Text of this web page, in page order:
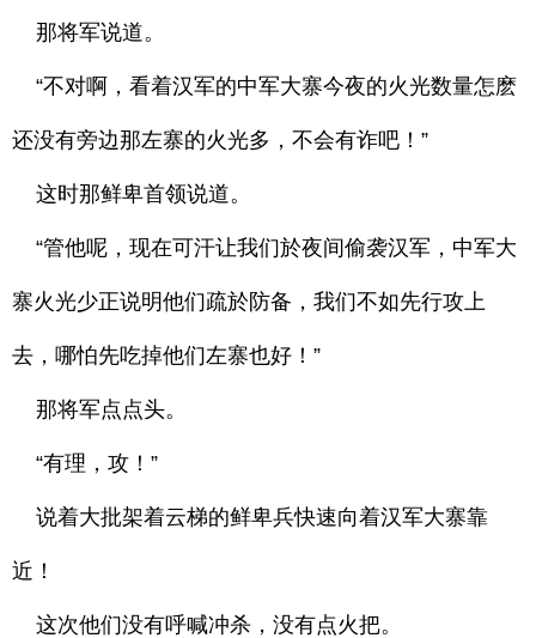
那将军说道。
“不对啊，看着汉军的中军大寨今夜的火光数量怎麽
还没有旁边那左寨的火光多，不会有诈吧！”
这时那鲜卑首领说道。
“管他呢，现在可汗让我们於夜间偷袭汉军，中军大
寨火光少正说明他们疏於防备，我们不如先行攻上
去，哪怕先吃掉他们左寨也好！”
那将军点点头。
“有理，攻！”
说着大批架着云梯的鲜卑兵快速向着汉军大寨靠
近！
这次他们没有呼喊冲杀，没有点火把。